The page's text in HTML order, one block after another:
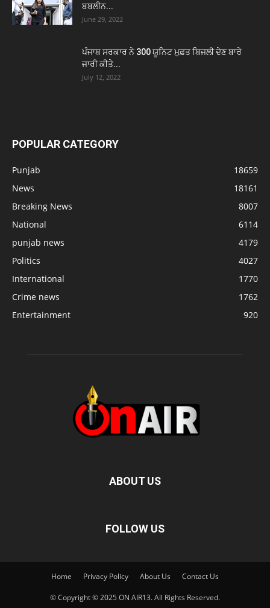
ਬਬਲੀਨ...
June 29, 2022
ਪੰਜਾਬ ਸਰਕਾਰ ਨੇ 300 ਯੂਨਿਟ ਮੁਫ਼ਤ ਬਿਜਲੀ ਦੇਣ ਬਾਰੇ
ਜਾਰੀ ਕੀਤੇ...
July 12, 2022
POPULAR CATEGORY
Punjab
18659
News
18161
Breaking News
8007
National
6114
punjab news
4179
Politics
4027
International
1770
Crime news
1762
Entertainment
920
ABOUT US
FOLLOW US
Home Privacy Policy About Us Contact Us
© Copyright © 2025 ON AIR13. All Rights Reserved.